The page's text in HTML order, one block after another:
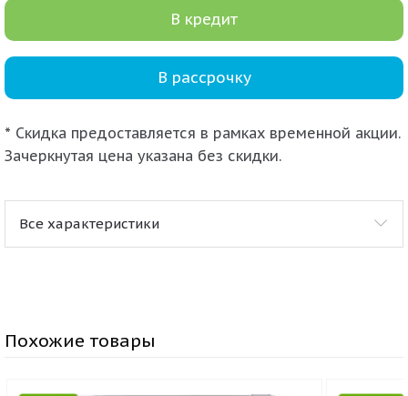
В кредит
В рассрочку
* Скидка предоставляется в рамках временной акции.
Зачеркнутая цена указана без скидки.
Все характеристики
Похожие товары